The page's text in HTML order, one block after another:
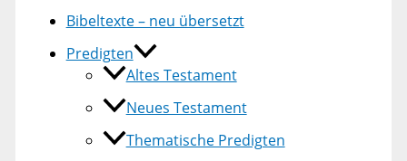
Bibeltexte – neu übersetzt
Predigten
Altes Testament
Neues Testament
Thematische Predigten